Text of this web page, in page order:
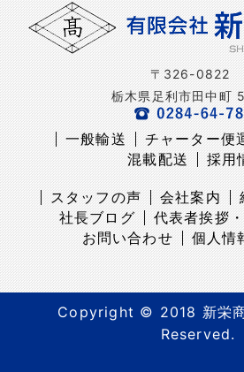
〒326-0822
栃木県足利市田中町
一般輸送 チャーター便
混載配送
採用
スタッフの声 会社案内
社長ブログ
代表者挨拶
お問い合わせ
個人情
Copyright © 2018 新栄
Reserved.